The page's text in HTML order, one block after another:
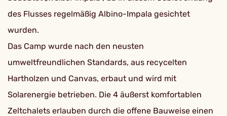
des Flusses regelmäßig Albino-Impala gesichtet
wurden.
Das Camp wurde nach den neusten
umweltfreundlichen Standards, aus recycelten
Hartholzen und Canvas, erbaut und wird mit
Solarenergie betrieben. Die 4 äußerst komfortablen
Zeltchalets erlauben durch die offene Bauweise einen